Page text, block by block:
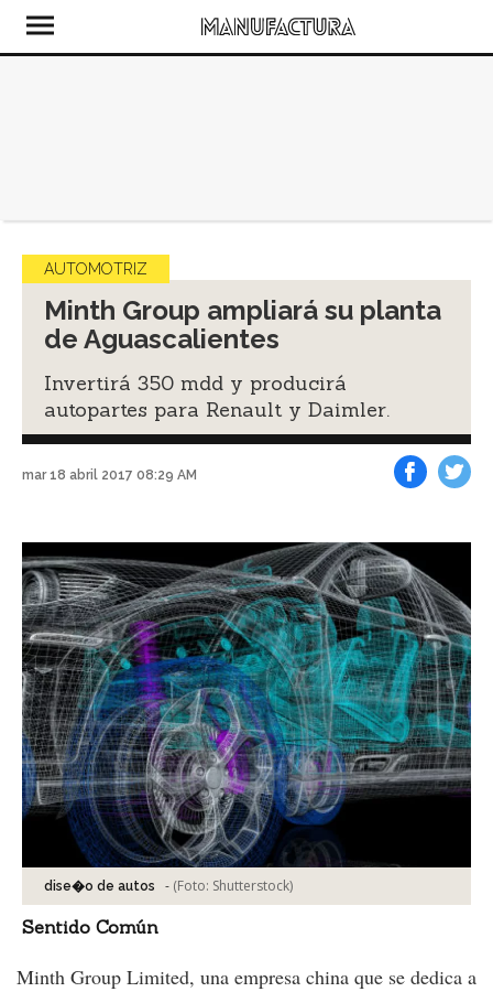
AUTOMOTRIZ
Minth Group ampliará su planta
de Aguascalientes
Invertirá 350 mdd y producirá
autopartes para Renault y Daimler.
mar 18 abril 2017 08:29 AM
dise�o de autos - (Foto: Shutterstock)
Sentido Común
Minth Group Limited, una empresa china que se dedica a